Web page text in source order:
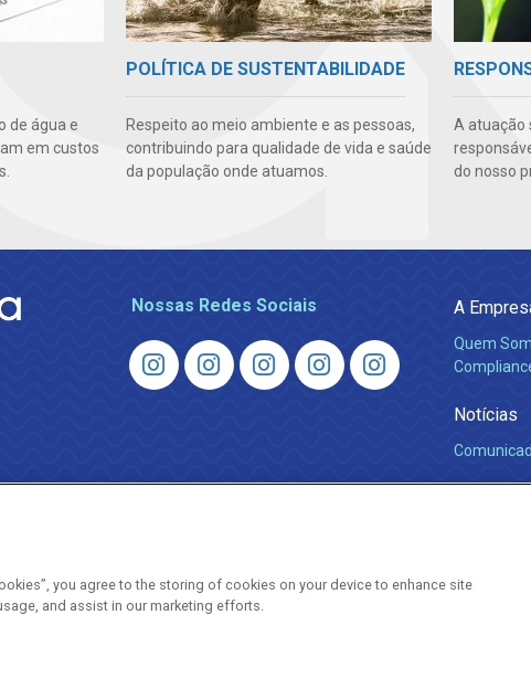
de água e
em custos
POLÍTICA DE SUSTENTABILIDADE
Respeito ao meio ambiente e as pessoas,
contribuindo para qualidade de vida e saúde
da população onde atuamos.
A atuação
do nosso
Nossas Redes Sociais A
Quem
Notícias
Copyright © 2026 - Todos
you agree to the storing of cookies on your device to enhance site
and assist in our marketing efforts.